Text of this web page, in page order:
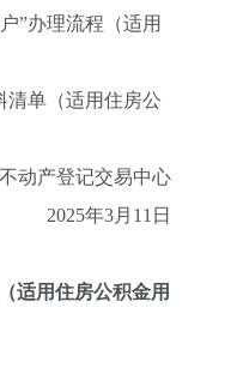
办理流程（适用
单（适用住房公
动产登记交易中心
2025年3月11日
适用住房公积金用